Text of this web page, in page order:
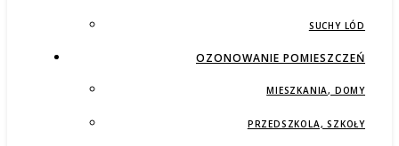
SUCHY LÓD
OZONOWANIE POMIESZCZEŃ
MIESZKANIA, DOMY
PRZEDSZKOLA, SZKOŁY